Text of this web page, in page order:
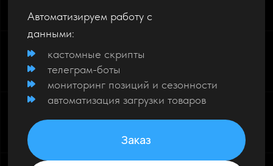
Автоматизируем работу с
данными:
кастомные скрипты
телеграм-боты
мониторинг позиций и сезонности
автоматизация загрузки товаров
Заказ